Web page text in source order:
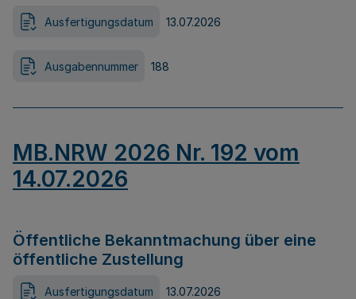
Ausfertigungsdatum 13.07.2026
Ausgabennummer 188
MB.NRW 2026 Nr. 192 vom
14.07.2026
Öffentliche Bekanntmachung über eine
öffentliche Zustellung
Ausfertigungsdatum 13.07.2026